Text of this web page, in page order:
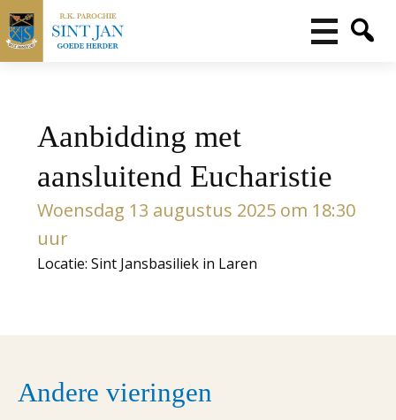
Aanbidding met
aansluitend Eucharistie
Woensdag 13 augustus 2025 om 18:30
uur
Locatie: Sint Jansbasiliek in Laren
Andere vieringen